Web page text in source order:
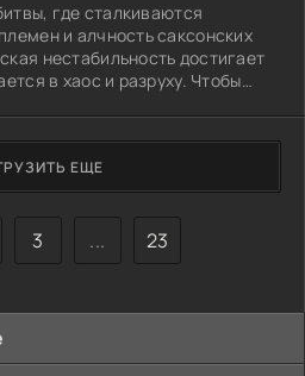
где сталкиваются
и алчность саксонских
нестабильность достигает
в хаос и разруху. Чтобы
враждующие стороны и
переломный момент
тайной и мистикой, –
способностях
и никто не знает, где правда, а
ЕЩЕ
3 ... 23